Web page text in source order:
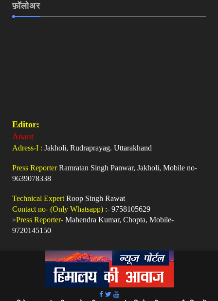
फ़ॉलोअर
Editor:
Anant
Adress-I : Jakholi, Rudraprayag. Uttarakhand
Press ReporterRamratan Singh Panwar, Jakholi, Mobile no-
9639078338
Technical Expert Roop Singh Rawat
Contact no- (Only Whatsapp) :- 9758105629
>Press Reporter- Mahendra Kumar, Chopta, Mobile-
9720145150